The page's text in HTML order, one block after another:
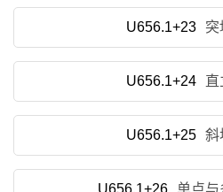
U656.1+23 突
U656.1+24 直
U656.1+25 斜
U656.1+26 单点与